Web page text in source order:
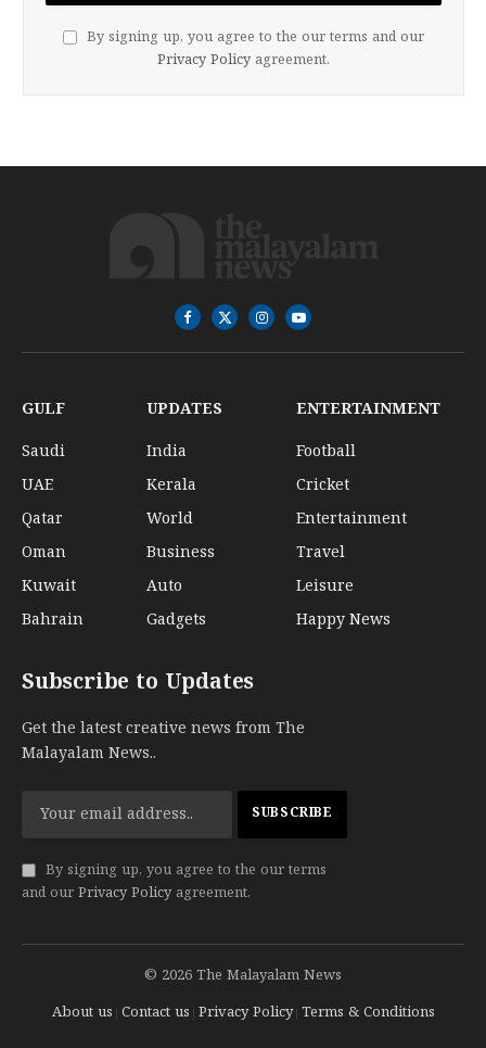
By signing up, you agree to the our terms and our
Privacy Policy agreement.
Facebook
X
(Twitter)
InstagramYouTube
GULF
Saudi
UAE
Qatar
Oman
Kuwait
Bahrain
UPDATES
India
Kerala
World
Business
Auto
Gadgets
ENTERTAINMENT
Football
Cricket
Entertainment
Travel
Leisure
Happy News
Subscribe to Updates
Get the latest creative news from The
Malayalam News..
By signing up, you agree to the our terms
and our Privacy Policy agreement.
© 2026 The Malayalam News
About us Contact us Privacy Policy Terms & Conditions